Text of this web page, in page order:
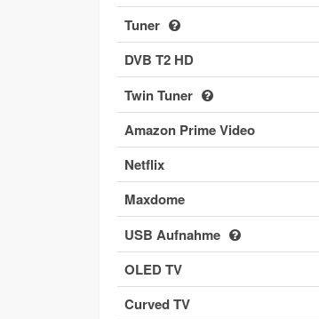
Tuner
DVB T2 HD
Twin Tuner
Amazon Prime Video
Netflix
Maxdome
USB Aufnahme
OLED TV
Curved TV